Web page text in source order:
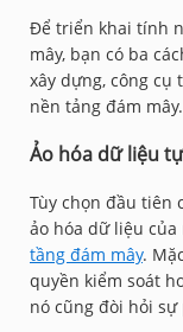
Để triển khai tính
mây, bạn có ba
xây dựng, công cụ
nền tảng đám mây.
Ảo hóa dữ liệu
Tùy chọn đầu tiên
ảo hóa dữ liệu
tầng đám mây.
quyền kiểm soát
nó cũng đòi hỏi